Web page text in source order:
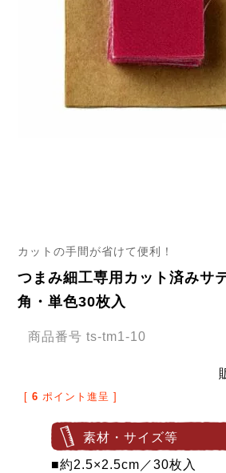
カットの手間が省けて便利！
つまみ細工専用カット済みサ
角・単色30枚入
商品番号 ts-tm1-10
[ 6 ポイント進呈 ]
素材・サイズ等
■約2.5×2.5cm／30枚入